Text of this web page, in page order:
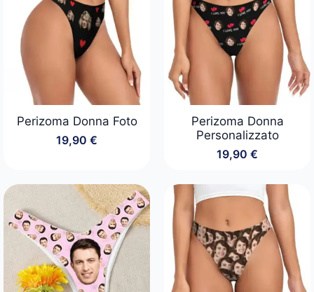
Perizoma Donna Foto
19,90 €
Perizoma Donna
Personalizzato
19,90 €